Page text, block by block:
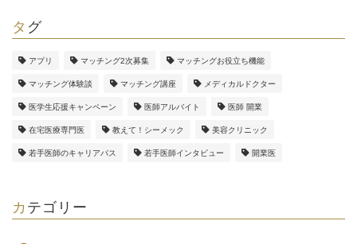
タグ
アプリ マッチング2次募集 マッチングお役立ち機能
マッチング体験談 マッチング講座 メディカルドクター
医学生応援キャンペーン 医師アルバイト 医師 開業
在宅医療専門医 教えて！シーメック 美容クリニック
若手医師のキャリアパス 若手医師インタビュー 開業医
カテゴリー